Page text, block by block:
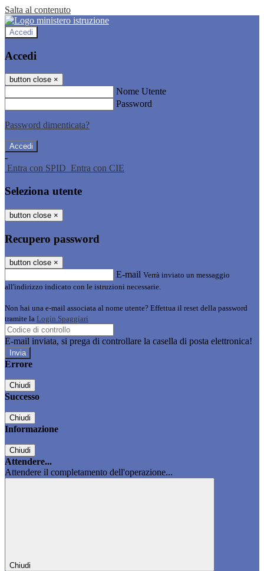
Salta al contenuto
Accedi
Accedi
button close ×
Nome Utente
Password
Password dimenticata?
-
Entra con SPID Entra con CIE
Seleziona utente
button close ×
Recupero password
button close ×
E-mail Verrà inviato un messaggio
all'indirizzo indicato con le istruzioni necessarie.
Non hai una e-mail associata al nome utente? Effettua il reset della password
tramite la Login Spaggiari
E-mail inviata, si prega di controllare la casella di posta elettronica!
Errore
Chiudi
Successo
Chiudi
Informazione
Chiudi
Attendere...
Attendere il completamento dell'operazione...
Chiudi